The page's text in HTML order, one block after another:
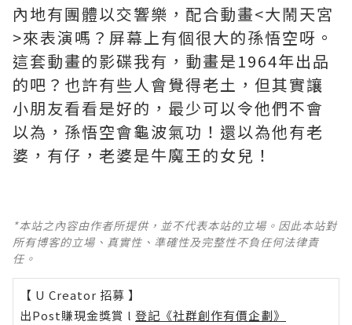
內地有團體以交響樂，配合動畫<大鬧天宮
>來表演嗎？屏幕上有個很大的孫悟空呀。
這套動畫的影碟我有，動畫是1964年出品
的吧？也許有些人會覺得老土，但其實讓
小朋友看看是好的，最少可以令他們不會
以為，孫悟空會龜波氣功！還以為他有老
婆，有仔，老婆是牛魔王的女兒！
*本站之內容由作者所提供，並不代表本站的立場。因此本站對
所有博客的立場、真實性、準確性及完整性不負任何法律責
任。
【 U Creator 招募 】
出Post賺現金獎賞 l 登記《社群創作有價企劃》